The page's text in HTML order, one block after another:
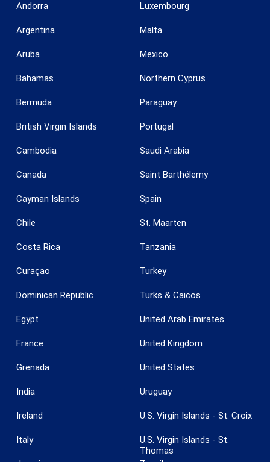
Andorra
Argentina
Aruba
Bahamas
Bermuda
British Virgin Islands
Cambodia
Canada
Cayman Islands
Chile
Costa Rica
Curaçao
Dominican Republic
Egypt
France
Grenada
India
Ireland
Italy
Luxembourg
Malta
Mexico
Northern Cyprus
Paraguay
Portugal
Saudi Arabia
Saint Barthélemy
Spain
St. Maarten
Tanzania
Turkey
Turks & Caicos
United Arab Emirates
United Kingdom
United States
Uruguay
U.S. Virgin Islands - St. Croix
U.S. Virgin Islands - St.
Thomas
Guardar configuración Aceptar todas